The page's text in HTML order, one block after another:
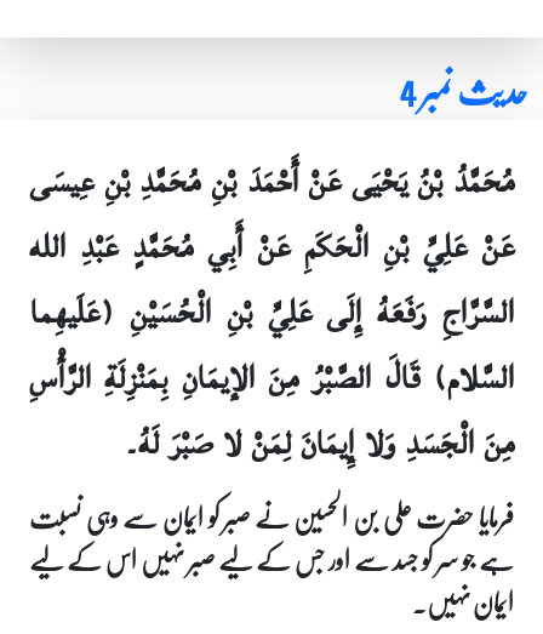
حدیث نمبر 4
مُحَمَّدُ بْنُ يَحْيَى عَنْ أَحْمَدَ بْنِ مُحَمَّدِ بْنِ عِيسَى
عَنْ عَلِيِّ بْنِ الْحَكَمِ عَنْ أَبِي مُحَمَّدٍ عَبْدِ الله
السَّرَّاجِ رَفَعَهُ إِلَى عَلِيِّ بْنِ الْحُسَيْنِ (عَلَيهِما
السَّلام) قَالَ الصَّبْرُ مِنَ الإيمَانِ بِمَنْزِلَةِ الرَّأْسِ
مِنَ الْجَسَدِ وَلا إِيمَانَ لِمَنْ لا صَبْرَ لَهُ۔
فرمایا حضرت علی بن الحسین نے صبر کو ایمان سے وہی نسبت
ہے جو سر کو جسد سے اور جس کے لیے صبر نہیں اس کے لیے
ایمان نہیں۔